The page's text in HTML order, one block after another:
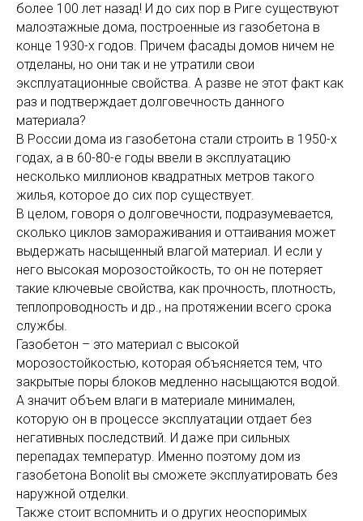
более 100 лет назад! И до сих пор в Риге существуют
малоэтажные дома, построенные из газобетона в
конце 1930-х годов. Причем фасады домов ничем не
отделаны, но они так и не утратили свои
эксплуатационные свойства. А разве не этот факт как
раз и подтверждает долговечность данного
материала?
В России дома из газобетона стали строить в 1950-х
годах, а в 60-80-е годы ввели в эксплуатацию
несколько миллионов квадратных метров такого
жилья, которое до сих пор существует.
В целом, говоря о долговечности, подразумевается,
сколько циклов замораживания и оттаивания может
выдержать насыщенный влагой материал. И если у
него высокая морозостойкость, то он не потеряет
такие ключевые свойства, как прочность, плотность,
теплопроводность и др., на протяжении всего срока
службы.
Газобетон – это материал с высокой
морозостойкостью, которая объясняется тем, что
закрытые поры блоков медленно насыщаются водой.
А значит объем влаги в материале минимален,
которую он в процессе эксплуатации отдает без
негативных последствий. И даже при сильных
перепадах температур. Именно поэтому дом из
газобетона Bonolit вы сможете эксплуатировать без
наружной отделки.
Также стоит вспомнить и о других неоспоримых